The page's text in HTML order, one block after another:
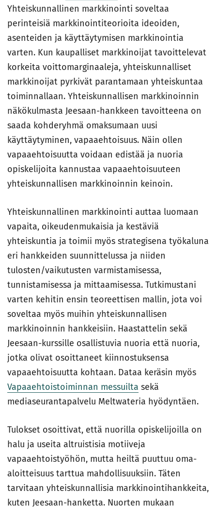
Yhteiskunnallinen markkinointi soveltaa
perinteisiä markkinointiteorioita ideoiden,
asenteiden ja käyttäytymisen markkinointia
varten. Kun kaupalliset markkinoijat tavoittelevat
korkeita voittomarginaaleja, yhteiskunnalliset
markkinoijat pyrkivät parantamaan yhteiskuntaa
toiminnallaan. Yhteiskunnallisen markkinoinnin
näkökulmasta Jeesaan-hankkeen tavoitteena on
saada kohderyhmä omaksumaan uusi
käyttäytyminen, vapaaehtoisuus. Näin ollen
vapaaehtoisuutta voidaan edistää ja nuoria
opiskelijoita kannustaa vapaaehtoisuuteen
yhteiskunnallisen markkinoinnin keinoin.
Yhteiskunnallinen markkinointi auttaa luomaan
vapaita, oikeudenmukaisia ja kestäviä
yhteiskuntia ja toimii myös strategisena työkaluna
eri hankkeiden suunnittelussa ja niiden
tulosten/vaikutusten varmistamisessa,
tunnistamisessa ja mittaamisessa. Tutkimustani
varten kehitin ensin teoreettisen mallin, jota voi
soveltaa myös muihin yhteiskunnallisen
markkinoinnin hankkeisiin. Haastattelin sekä
Jeesaan-kurssille osallistuvia nuoria että nuoria,
jotka olivat osoittaneet kiinnostuksensa
vapaaehtoisuutta kohtaan. Dataa keräsin myös
Vapaaehtoistoiminnan messuilta sekä
mediaseurantapalvelu Meltwateria hyödyntäen.
Tulokset osoittivat, että nuorilla opiskelijoilla on
halu ja useita altruistisia motiiveja
vapaaehtoistyöhön, mutta heiltä puuttuu oma-
aloitteisuus tarttua mahdollisuuksiin. Täten
tarvitaan yhteiskunnallisia markkinointihankkeita,
kuten Jeesaan-hanketta. Nuorten mukaan